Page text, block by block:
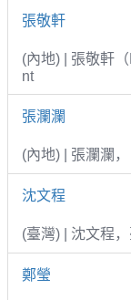
張敬軒
(內地) | 張敬軒
nt
張瀾瀾
(內地) | 張瀾瀾
沈文程
(臺灣) | 沈文程
鄭瑩